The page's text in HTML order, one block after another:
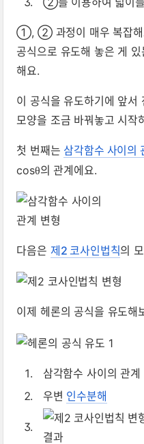
①, ② 과정이 매우 복잡해
공식으로 유도해 놓은 게
해요.
이 공식을 유도하기에 앞서
모양을 조금 바꿔놓고 시작
첫 번째는 삼각함수 사이의
cosθ의 관계에요.
다음은 제2 코사인법칙의
이제 헤론의 공식을 유도해
삼각함수 사이의 관계
우변 인수분해